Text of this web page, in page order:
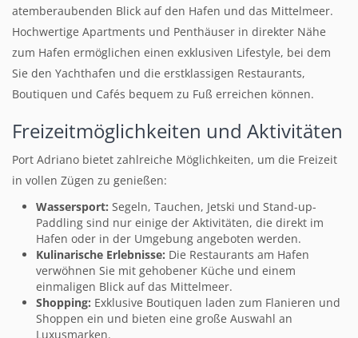
atemberaubenden Blick auf den Hafen und das Mittelmeer.
Hochwertige Apartments und Penthäuser in direkter Nähe
zum Hafen ermöglichen einen exklusiven Lifestyle, bei dem
Sie den Yachthafen und die erstklassigen Restaurants,
Boutiquen und Cafés bequem zu Fuß erreichen können.
Freizeitmöglichkeiten und Aktivitäten
Port Adriano bietet zahlreiche Möglichkeiten, um die Freizeit
in vollen Zügen zu genießen:
Wassersport: Segeln, Tauchen, Jetski und Stand-up-
Paddling sind nur einige der Aktivitäten, die direkt im
Hafen oder in der Umgebung angeboten werden.
Kulinarische Erlebnisse: Die Restaurants am Hafen
verwöhnen Sie mit gehobener Küche und einem
einmaligen Blick auf das Mittelmeer.
Shopping: Exklusive Boutiquen laden zum Flanieren und
Shoppen ein und bieten eine große Auswahl an
Luxusmarken.